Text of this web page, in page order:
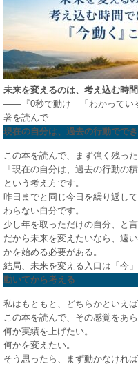
未来を変えるのは、考え込む時
――『0秒で動け 「わかってい
著を読んで
現在の自分は、過去の行動でで
この本を読んで、まず強く残った
「現在の自分は、過去の行動の
という考え方です。
昨日までと同じ今日を繰り返し
わらない自分です。
少し年を取っただけの自分、と
だから未来を変えたいなら、遠
かを始める必要がある。
結局、未来を変える入口は「今
動いてから考える
私はもともと、どちらかといえ
この本を読んで、その感覚をあ
何か実績を上げたい。
何かを変えたい。
そう思ったら、まず動かなけれ